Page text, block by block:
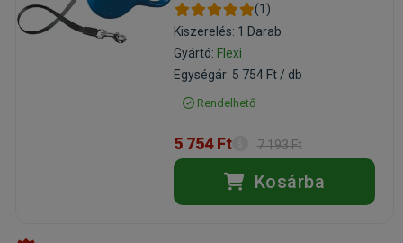
(1)
Kiszerelés: 1 Darab
Gyártó: Flexi
Egységár: 5 754 Ft / db
Rendelhető
5 754 Ft 7 193 Ft
Kosárba